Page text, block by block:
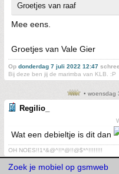
Groetjes van raaf
Mee eens.
Groetjes van Vale Gier
Op donderdag 7 juli 2022 12:47
Bij deze ben jij de marimba van KLB. :P
• woensdag
Regilio_
Wat een debieltje is dit dan
OH NOES!!1*&@^!!*@!!@$*^!!!!!!!!
Zoek je mobiel op gsmweb